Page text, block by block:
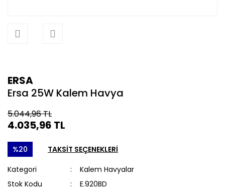
ERSA
Ersa 25W Kalem Havya
5.044,96 TL
4.035,96 TL
%20 TAKSİT SEÇENEKLERİ
Kategori
Kalem Havyalar
Stok Kodu
E.920BD